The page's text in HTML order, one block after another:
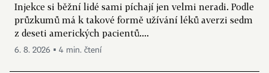
Injekce si běžní lidé sami píchají jen velmi neradi. Podle
průzkumů má k takové formě užívání léků averzi sedm
z deseti amerických pacientů....
6. 8. 2026 ▪ 4 min. čtení